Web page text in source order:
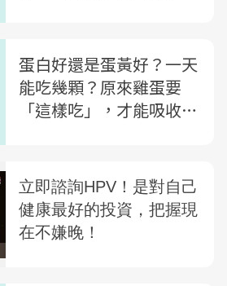
蛋白好還是蛋黃好？一天
能吃幾顆？原來雞蛋要
「這樣吃」，才能吸收到